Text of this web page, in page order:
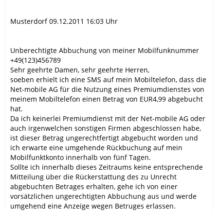
Musterdorf 09.12.2011 16:03 Uhr
Unberechtigte Abbuchung von meiner Mobilfunknummer
+49(123)456789
Sehr geehrte Damen, sehr geehrte Herren,
soeben erhielt ich eine SMS auf mein Mobiltelefon, dass die
Net-mobile AG für die Nutzung eines Premiumdienstes von
meinem Mobiltelefon einen Betrag von EUR4,99 abgebucht
hat.
Da ich keinerlei Premiumdienst mit der Net-mobile AG oder
auch irgenwelchen sonstigen Firmen abgeschlossen habe,
ist dieser Betrag ungerechtfertigt abgebucht worden und
ich erwarte eine umgehende Rückbuchung auf mein
Mobilfunktkonto innerhalb von fünf Tagen.
Sollte ich innerhalb dieses Zeitraums keine entsprechende
Mitteilung über die Rückerstattung des zu Unrecht
abgebuchten Betrages erhalten, gehe ich von einer
vorsätzlichen ungerechtigten Abbuchung aus und werde
umgehend eine Anzeige wegen Betruges erlassen.